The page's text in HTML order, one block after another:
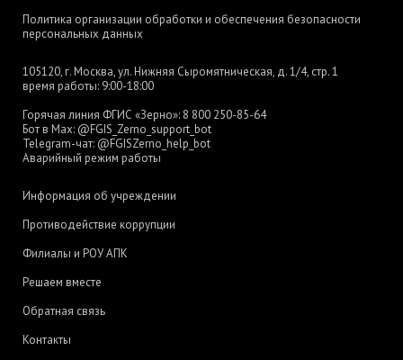
Политика организации обработки и обеспечения безопасности
персональных данных
105120, г. Москва, ул. Нижняя Сыромятническая, д. 1/4, стр. 1
время работы: 9:00-18:00
Горячая линия ФГИС «Зерно»: 8 800 250-85-64
Бот в Max: @FGIS_Zerno_support_bot
Telegram-чат: @FGISZerno_help_bot
Аварийный режим работы
Информация об учреждении
Противодействие коррупции
Филиалы и РОУ АПК
Решаем вместе
Обратная связь
Контакты